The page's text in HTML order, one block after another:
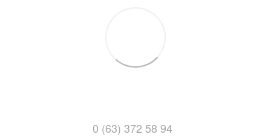
0 (63) 372 58 94